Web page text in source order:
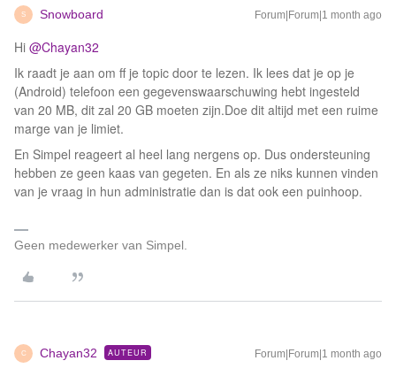
S Snowboard Forum|Forum|1 month ago
Hi ​ @Chayan32
Ik raadt je aan om ff je topic door te lezen. Ik lees dat je op je
(Android) telefoon een gegevenswaarschuwing hebt ingesteld
van 20 MB, dit zal 20 GB moeten zijn.Doe dit altijd met een ruime
marge van je limiet.
En Simpel reageert al heel lang nergens op. Dus ondersteuning
hebben ze geen kaas van gegeten. En als ze niks kunnen vinden
van je vraag in hun administratie dan is dat ook een puinhoop.
Geen medewerker van Simpel.
C Chayan32 AUTEUR Forum|Forum|1 month ago